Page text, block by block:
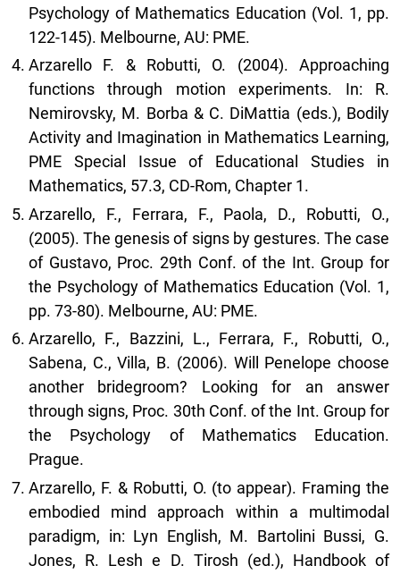
Psychology of Mathematics Education (Vol. 1, pp.
122-145). Melbourne, AU: PME.
Arzarello F. & Robutti, O. (2004). Approaching
functions through motion experiments. In: R.
Nemirovsky, M. Borba & C. DiMattia (eds.), Bodily
Activity and Imagination in Mathematics Learning,
PME Special Issue of Educational Studies in
Mathematics, 57.3, CD-Rom, Chapter 1.
Arzarello, F., Ferrara, F., Paola, D., Robutti, O.,
(2005). The genesis of signs by gestures. The case
of Gustavo, Proc. 29th Conf. of the Int. Group for
the Psychology of Mathematics Education (Vol. 1,
pp. 73-80). Melbourne, AU: PME.
Arzarello, F., Bazzini, L., Ferrara, F., Robutti, O.,
Sabena, C., Villa, B. (2006). Will Penelope choose
another bridegroom? Looking for an answer
through signs, Proc. 30th Conf. of the Int. Group for
the Psychology of Mathematics Education.
Prague.
Arzarello, F. & Robutti, O. (to appear). Framing the
embodied mind approach within a multimodal
paradigm, in: Lyn English, M. Bartolini Bussi, G.
Jones, R. Lesh e D. Tirosh (ed.), Handbook of